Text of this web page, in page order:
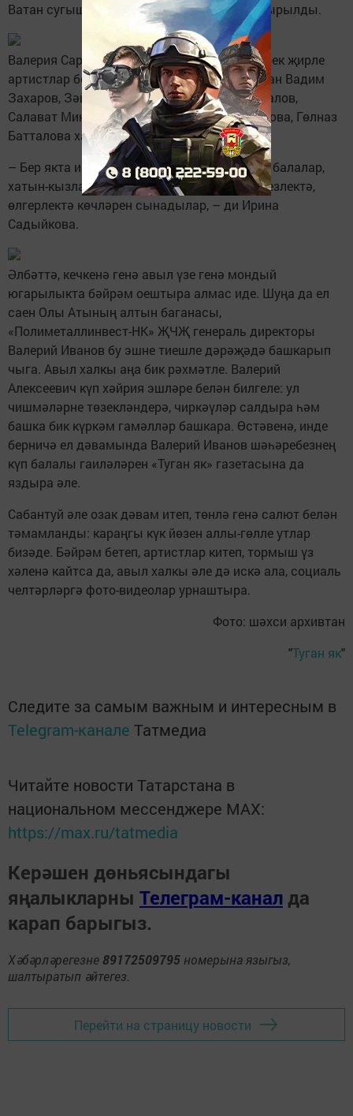
Ватан сугышы балаларына бүләкләр тапшырылды.
Валерия Сармаева, Владислав Архиреев кебек җирле
артистлар белән бергә Казаннан чакырылган Вадим
Захаров, Зәйнәп Фәрхетдинова, Зөфәр Билалов,
Салават Миңнеханов, Гүзәлем, Айгөл Рәхимова, Гөлназ
Батталова халык күңелен күрделәр.
– Бер якта исә милли уеннар оештырылды: балалар,
хатын-кызлар, ир-егетләр батырлыкта, җитезлектә,
өлгерлектә көчләрен сынадылар, – ди Ирина
Садыйкова.
Әлбәттә, кечкенә генә авыл үзе генә мондый
югарылыкта бәйрәм оештыра алмас иде. Шуңа да ел
саен Олы Атының алтын баганасы,
«Полиметаллинвест-НК» ҖЧҖ генераль директоры
Валерий Иванов бу эшне тиешле дәрәҗәдә башкарып
чыга. Авыл халкы аңа бик рәхмәтле. Валерий
Алексеевич күп хәйрия эшләре белән билгеле: ул
чишмәләрне төзекләндерә, чиркәүләр салдыра һәм
башка бик күркәм гамәлләр башкара. Өстәвенә, инде
берничә ел дәвамында Валерий Иванов шәһәребезнең
күп балалы гаиләләрен «Туган як» газетасына да
яздыра әле.
Сабантуй әле озак дәвам итеп, төнлә генә салют белән
тәмамланды: караңгы күк йөзен аллы-гөлле утлар
бизәде. Бәйрәм бетеп, артистлар китеп, тормыш үз
хәленә кайтса да, авыл халкы әле дә искә ала, социаль
челтәрләргә фото-видеолар урнаштыра.
Фото: шәхси архивтан
"Туган як"
Следите за самым важным и интересным в
Telegram-канале Татмедиа
Читайте новости Татарстана в
национальном мессенджере MАХ:
https://max.ru/tatmedia
Керәшен дөньясындагы
яңалыкларны Телеграм-канал да
карап барыгыз.
Хәбәрләрегезне 89172509795 номерына языгыз,
шалтыратып әйтегез.
Перейти на страницу новости